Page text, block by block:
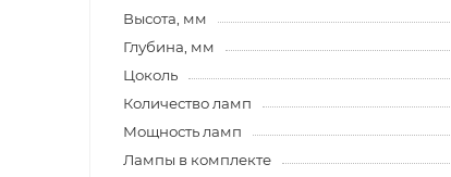
Высота, мм
Глубина, мм
Цоколь
Количество ламп
Мощность ламп
Лампы в комплекте